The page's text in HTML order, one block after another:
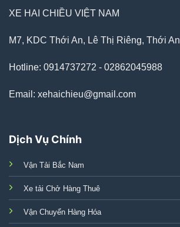
XE HAI CHIỀU VIỆT NAM
M7, KDC Thới An, Lê Thị Riêng, Thới
Hotline: 0914737272 - 02862045988
Email: xehaichieu@gmail.com
Dịch Vụ Chính
Vận Tải Bắc Nam
Xe tải Chở Hàng Thuê
Vận Chuyển Hàng Hóa